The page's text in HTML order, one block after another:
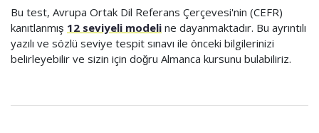
Bu test, Avrupa Ortak Dil Referans Çerçevesi'nin (CEFR)
kanıtlanmış 12 seviyeli modeli ne dayanmaktadır. Bu ayrıntılı
yazılı ve sözlü seviye tespit sınavı ile önceki bilgilerinizi
belirleyebilir ve sizin için doğru Almanca kursunu bulabiliriz.